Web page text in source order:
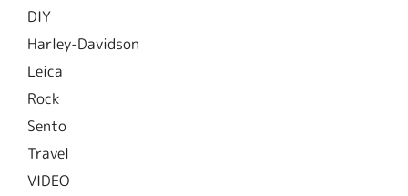
DIY
Harley-Davidson
Leica
Rock
Sento
Travel
VIDEO